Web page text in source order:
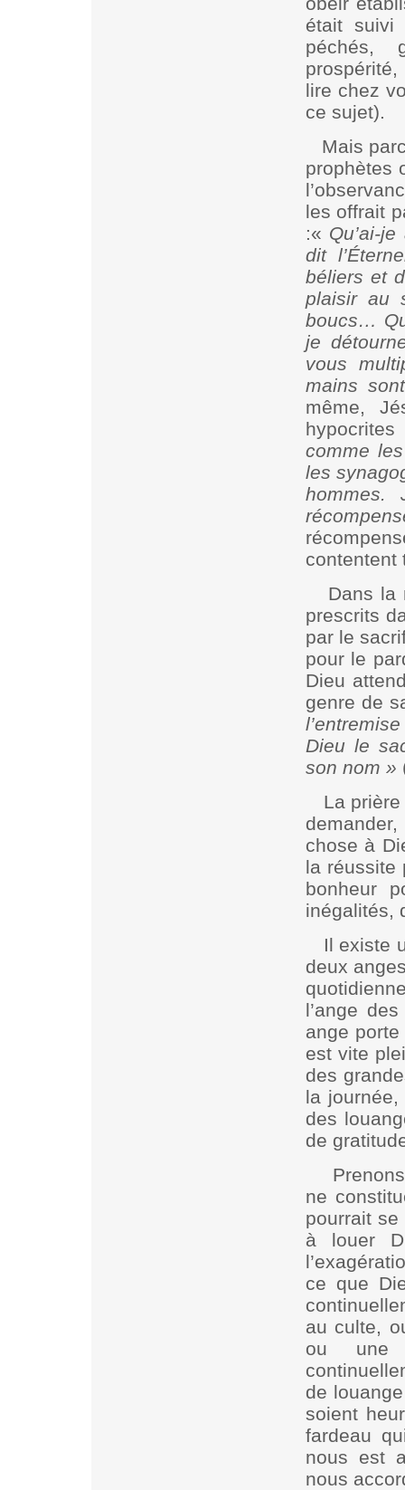
était suivi
péchés,
lire chez
ce sujet).
Mais
prophètes
les offrait
:« Qu’ai-
dit
béliers et
plaisir au
boucs…
je
vous
mains
même,
comme
les
contentent
Dans la
prescrits
par le
pour le
Dieu
genre de
Dieu le
son nom »
La
chose à
la réussite
bonheur
inégalités,
Il existe
deux
l’ange
ange
est vite
des
la journée,
des
de
ne
pourrait se
à louer
ce que
au culte,
ou une
de
soient
fardeau
nous est
nous